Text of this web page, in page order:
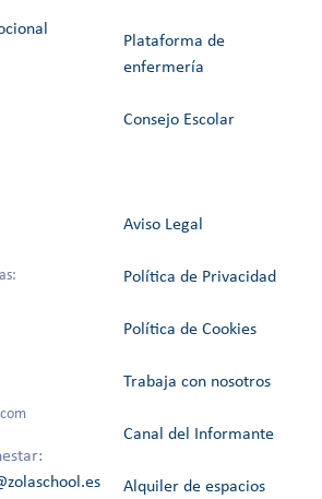
Plataforma de
enfermería
Consejo Escolar
Aviso Legal
Política de Privacidad
Política de Cookies
Trabaja con nosotros
Canal del Informante
Alquiler de espacios